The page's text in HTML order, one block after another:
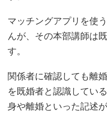
マッチングアプリを使
んが、その本部講師は
す。
関係者に確認しても離
を既婚者と認識してい
身や離婚といった記述